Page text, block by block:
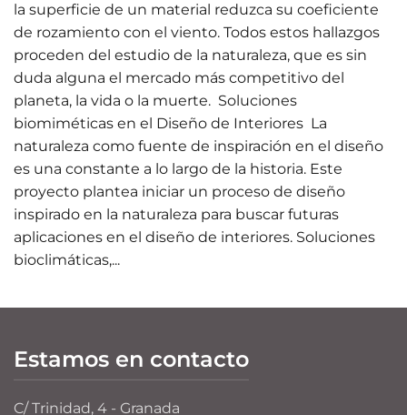
la superficie de un material reduzca su coeficiente
de rozamiento con el viento. Todos estos hallazgos
proceden del estudio de la naturaleza, que es sin
duda alguna el mercado más competitivo del
planeta, la vida o la muerte. Soluciones
biomiméticas en el Diseño de Interiores La
naturaleza como fuente de inspiración en el diseño
es una constante a lo largo de la historia. Este
proyecto plantea iniciar un proceso de diseño
inspirado en la naturaleza para buscar futuras
aplicaciones en el diseño de interiores. Soluciones
bioclimáticas,...
Estamos en contacto
C/ Trinidad, 4 - Granada